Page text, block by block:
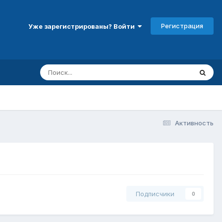
Уже зарегистрированы? Войти Регистрация
Активность
Подписчики 0